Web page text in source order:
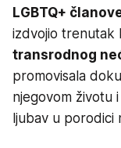
LGBTQ+
izdvojio trenutak
transrodnog
promovisala
njegovom životu
ljubav u porodici